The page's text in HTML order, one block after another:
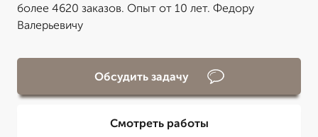
более 4620 заказов. Опыт от 10 лет. Федору
Валерьевичу
Обсудить задачу
Смотреть работы